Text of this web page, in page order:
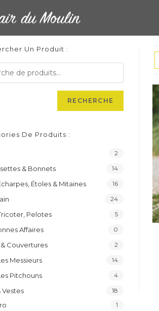
Un Produit :
RECHERCHE
De Produits :
2
& Bonnets 14
Étoles & Mitaines 16
24
Pelotes 5
Affaires 0
& Couvertures 2
Messieurs 14
Pitchouns 4
Vestes 18
1